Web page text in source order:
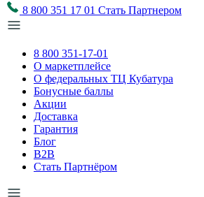
8 800 351 17 01 Стать Партнером
8 800 351-17-01
О маркетплейсе
О федеральных ТЦ Кубатура
Бонусные баллы
Акции
Доставка
Гарантия
Блог
B2B
Стать Партнёром